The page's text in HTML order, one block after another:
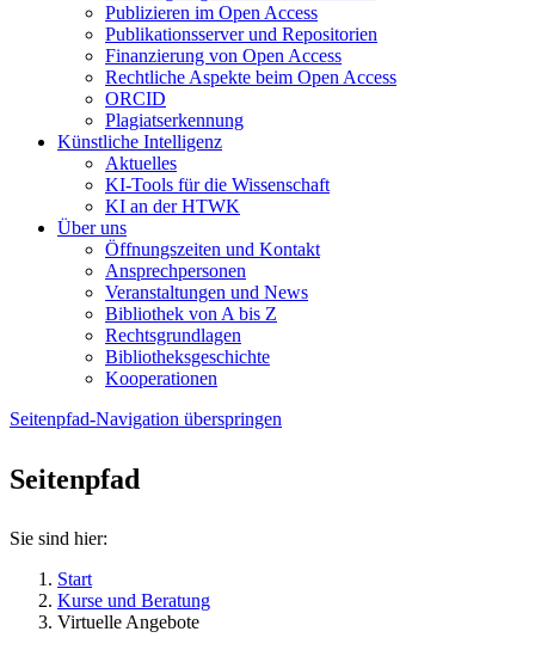
Publizieren im Open Access
Publikationsserver und Repositorien
Finanzierung von Open Access
Rechtliche Aspekte beim Open Access
ORCID
Plagiatserkennung
Künstliche Intelligenz
Aktuelles
KI-Tools für die Wissenschaft
KI an der HTWK
Über uns
Öffnungszeiten und Kontakt
Ansprechpersonen
Veranstaltungen und News
Bibliothek von A bis Z
Rechtsgrundlagen
Bibliotheksgeschichte
Kooperationen
Seitenpfad-Navigation überspringen
Seitenpfad
Sie sind hier:
Start
Kurse und Beratung
Virtuelle Angebote